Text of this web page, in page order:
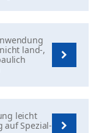
land-,
leicht
auf Spezial-